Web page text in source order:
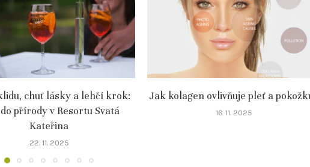
chuť lásky a lehčí krok:
přírody v Resortu Svatá
Kateřina
22. 11. 2025
Jak kolagen ovlivňuje pleť a
16. 11. 2025